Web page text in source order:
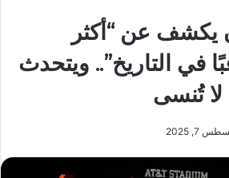
يكشف عن “أكثر
في التاريخ”.. ويتحدث
تُنسى
7, 2025